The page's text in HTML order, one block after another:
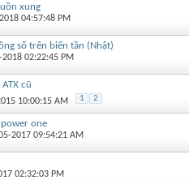
xung
04:57:48 PM
số trên biến tần (Nhật)
2018 02:22:45 PM
cũ
10:00:15 AM 1 2
one
2017 09:54:21 AM
02:32:03 PM